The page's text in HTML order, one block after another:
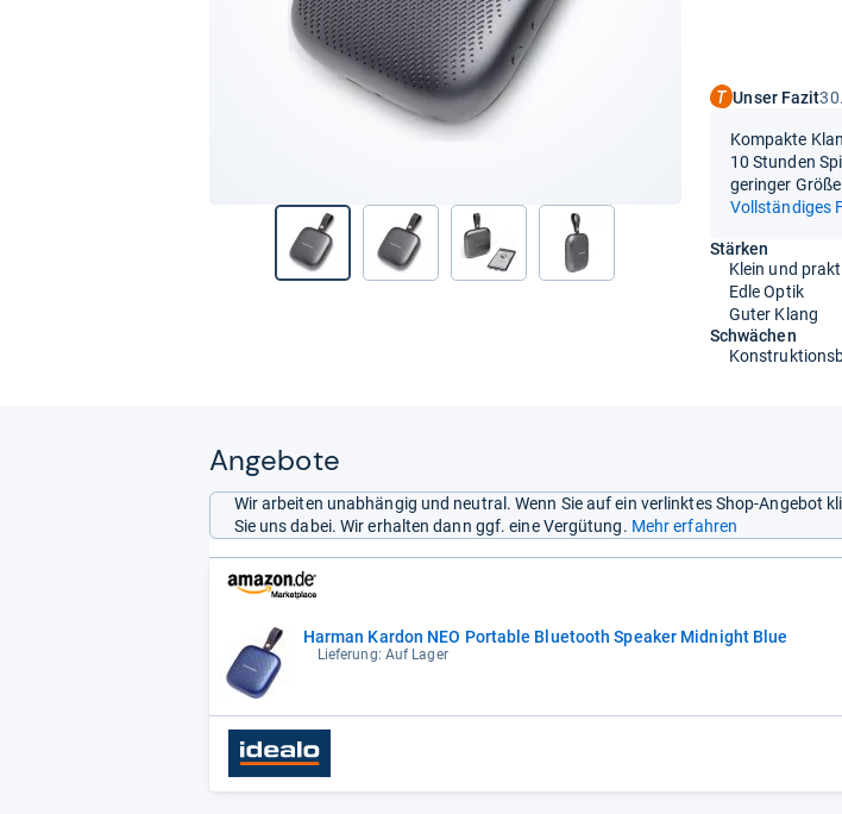
nächste
Unser Fazit
Kompakte
10 Stunden
geringer
Vollständiges
Stärken
Klein und
Edle Optik
Guter Klang
Schwächen
Angebote
Wir arbeiten unabhängig und neutral. Wenn Sie auf ein verlinktes Shop-Angebot
Sie uns dabei. Wir erhalten dann ggf. eine Vergütung. Mehr erfahren
Harman Kardon NEO Portable Bluetooth Speaker Midnight Blue
Lieferung: Auf Lager